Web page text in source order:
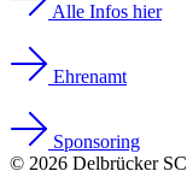
Alle Infos hier
Ehrenamt
Sponsoring
© 2026 Delbrücker